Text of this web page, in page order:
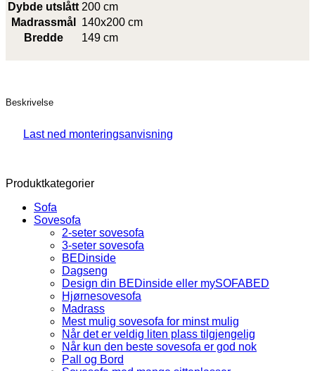
Dybde utslått 200 cm
Madrassmål
140x200 cm
Bredde
149 cm
Beskrivelse
Last ned monteringsanvisning
Produktkategorier
Sofa
Sovesofa
2-seter sovesofa
3-seter sovesofa
BEDinside
Dagseng
Design din BEDinside eller mySOFABED
Hjørnesovesofa
Madrass
Mest mulig sovesofa for minst mulig
Når det er veldig liten plass tilgjengelig
Når kun den beste sovesofa er god nok
Pall og Bord